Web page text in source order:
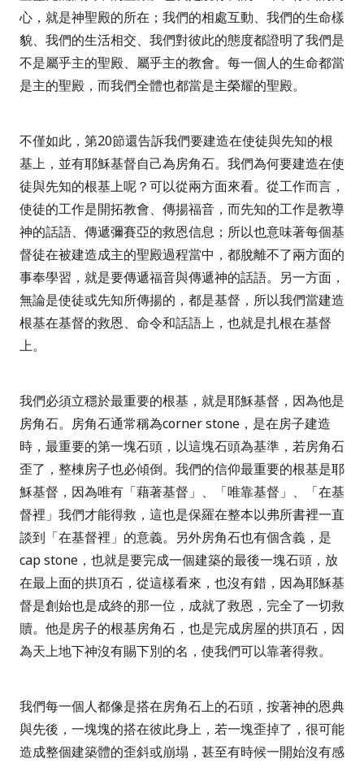
心，就是神聖殿的所在；我們的相處互動、我們的生命樣
貌、我們的生活相交、我們對彼此的態度都證明了我們是
不是屬乎主的聖殿、屬乎主的教會。每一個人的生命都當
是主的聖殿，而我們全體也都當是主榮耀的聖殿。
不僅如此，第20節還告訴我們要建造在使徒與先知的根
基上，並有耶穌基督自己為房角石。我們為何要建造在使
徒與先知的根基上呢？可以從兩方面來看。從工作而言，
使徒的工作是開拓教會、傳揚福音，而先知的工作是教導
神的話語、傳遞彌賽亞的救恩信息；所以也意味著每個基
督徒在被建造成主的聖殿過程當中，都脫離不了兩方面的
事奉學習，就是要傳遞福音與傳遞神的話語。另一方面，
無論是使徒或先知所傳揚的，都是基督，所以我們當建造
根基在基督的救恩、命令和話語上，也就是扎根在基督
上。
我們必須立穩於最重要的根基，就是耶穌基督，因為他是
房角石。房角石通常稱為corner stone ，是在房子建造
時，最重要的第一塊石頭，以這塊石頭為基準，若房角石
歪了，整棟房子也必傾倒。我們的信仰最重要的根基是耶
穌基督，因為唯有「藉著基督」、「唯靠基督」、「在基
督裡」我們才能得救，這也是保羅在整本以弗所書裡一直
談到「在基督裡」的意義。另外房角石也有個含義，是
cap stone ，也就是要完成一個建築的最後一塊石頭，放
在最上面的拱頂石，從這樣看來，也沒有錯，因為耶穌基
督是創始也是成終的那一位，成就了救恩，完全了一切救
贖。他是房子的根基房角石，也是完成房屋的拱頂石，因
為天上地下神沒有賜下別的名，使我們可以靠著得救。
我們每一個人都像是搭在房角石上的石頭，按著神的恩典
與先後，一塊塊的搭在彼此身上，若一塊歪掉了，很可能
造成整個建築體的歪斜或崩塌，甚至有時候一開始沒有感